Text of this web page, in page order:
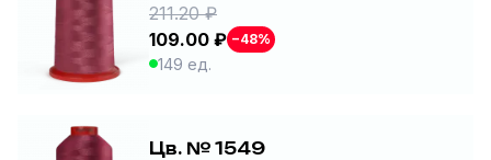
211.20 ₽
109.00 ₽ −48%
149 ед.
Цв. № 1549